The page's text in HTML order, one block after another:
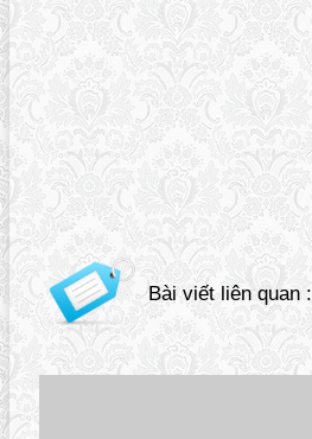
Bài viết liên quan :